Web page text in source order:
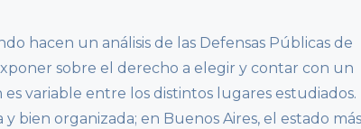
hacen un análisis de las Defensas Públicas de
sobre el derecho a elegir y contar con un
variable entre los distintos lugares estudiados.
organizada; en Buenos Aires, el estado más